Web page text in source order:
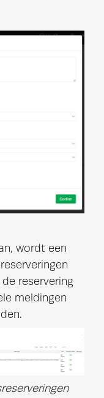
wordt een
reservering
meldingen